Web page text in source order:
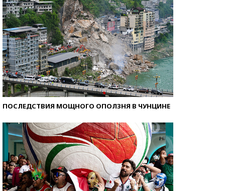
ПОСЛЕДСТВИЯ МОЩНОГО ОПОЛЗНЯ В ЧУНЦИНЕ